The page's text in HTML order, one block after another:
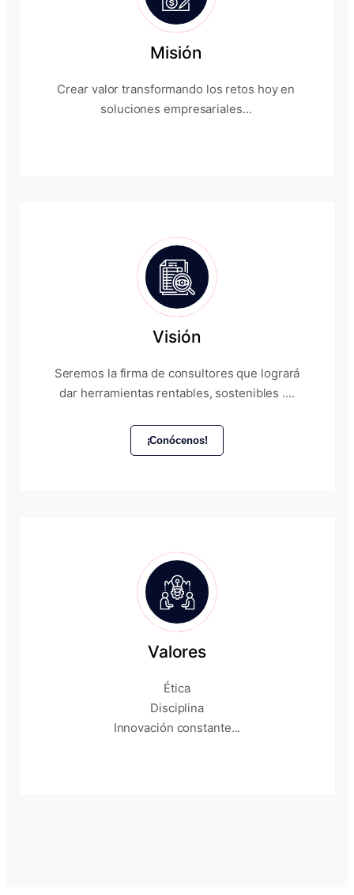
Misión
Crear valor transformando los retos hoy en
soluciones empresariales...
Visión
Seremos la firma de consultores que logrará
dar herramientas rentables, sostenibles ....
¡Conócenos!
Valores
Ética
Disciplina
Innovación constante...